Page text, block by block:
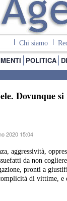
Chi siamo
POLITICA
Dovunque si
2020 15:04
aggressività,
da non
pronti a
di vittime, e